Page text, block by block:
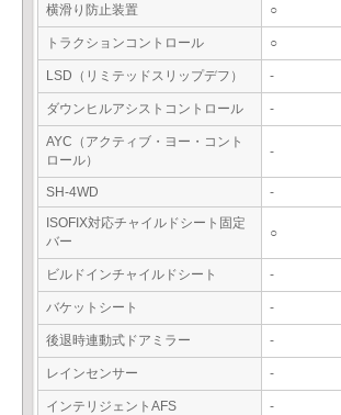
横滑り防止装置 ○
トラクションコントロール ○
LSD（リミテッドスリップデフ） -
ダウンヒルアシストコントロール -
AYC（アクティブ・ヨー・コント
ロール）
-
SH-4WD
-
ISOFIX対応チャイルドシート固定
バー
○
ビルドインチャイルドシート -
バケットシート -
後退時連動式ドアミラー -
レインセンサー -
インテリジェントAFS -